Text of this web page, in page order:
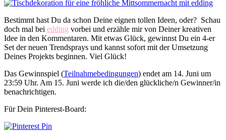
Bestimmt hast Du da schon Deine eignen tollen Ideen, oder? Schau
doch mal bei edding vorbei und erzähle mir von Deiner kreativen
Idee in den Kommentaren. Mit etwas Glück, gewinnst Du ein 4-er
Set der neuen Trendsprays und kannst sofort mit der Umsetzung
Deines Projekts beginnen. Viel Glück!
Das Gewinnspiel (Teilnahmebedingungen) endet am 14. Juni um
23:59 Uhr. Am 15. Juni werde ich die/den glückliche/n Gewinner/in
benachrichtigen.
Für Dein Pinterest-Board: